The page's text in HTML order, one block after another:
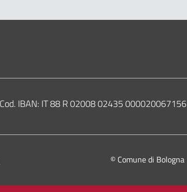
IBAN: IT 88 R 02008 02435 000020067156
© Comune di